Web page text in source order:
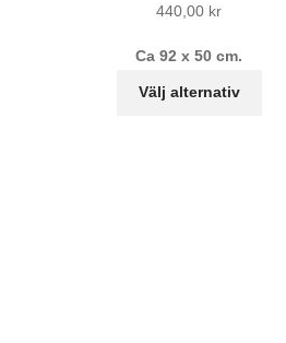
440,00 kr
Ca 92 x 50 cm.
Välj alternativ